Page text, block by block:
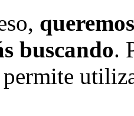
buscando.
permite